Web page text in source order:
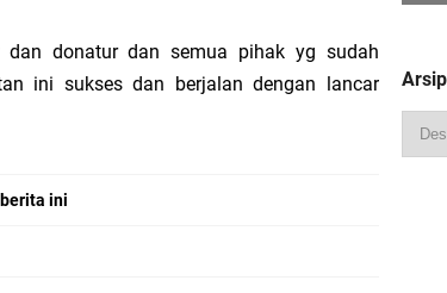
dan donatur dan semua pihak yg sudah
ini sukses dan berjalan dengan lancar
ini
Arsip